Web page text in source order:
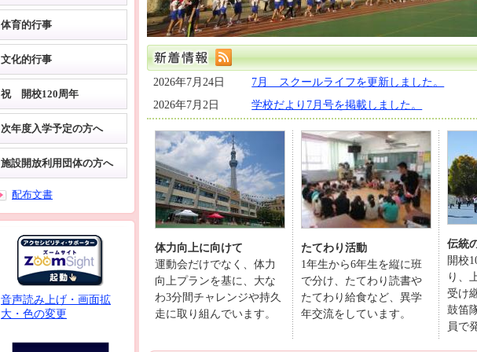
体育的行事
文化的行事
祝 開校120周年
次年度入学予定の方へ
施設開放利用団体の方へ
配布文書
音声読み上げ・画面拡
大・色の変更
2026年7月24日
7月 スクールライフを更新しました。
2026年7月2日
学校だより7月号を掲載しました。
体力向上に向けて
運動会だけでなく、体力
向上プランを基に、大な
わ3分間チャレンジや持久
走に取り組んでいます。
たてわり活動
1年生から6年生を縦に班
で分け、たてわり読書や
たてわり給食など、異学
年交流をしています。
伝統
開校
り、
受け
鼓笛
員で